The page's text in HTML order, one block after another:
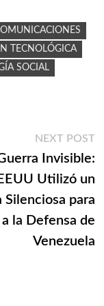
TECNOLÓGICA
SOCIAL
NEXT POST
Invisible:
Utilizó un
Silenciosa para
la Defensa de
Venezuela